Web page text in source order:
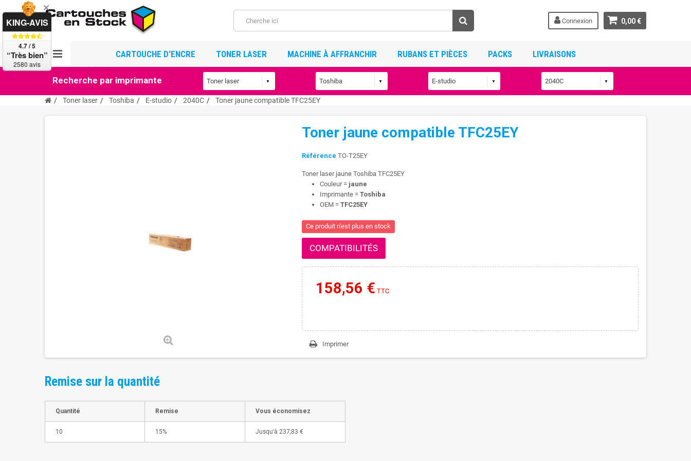
0,00 €
Connexion
CARTOUCHE D'ENCRE TONER LASER MACHINE À AFFRANCHIR RUBANS ET PIÈCES PACKS LIVRAISONS
Recherche par imprimante
Toner laser Toshiba E-studio 2040C Toner jaune compatible TFC25EY
Toner jaune compatible TFC25EY
Référence TO-T25EY
Toner laser jaune Toshiba TFC25EY
Couleur = jaune
Imprimante = Toshiba
OEM = TFC25EY
Ce produit n'est plus en stock
COMPATIBILITÉS
158,56 € TTC
Imprimer
Remise sur la quantité
Quantité Remise Vous économisez
10 15% Jusqu'à 237,83 €
KING-AVIS
4.7 / 5
“Très bien”
2580 avis